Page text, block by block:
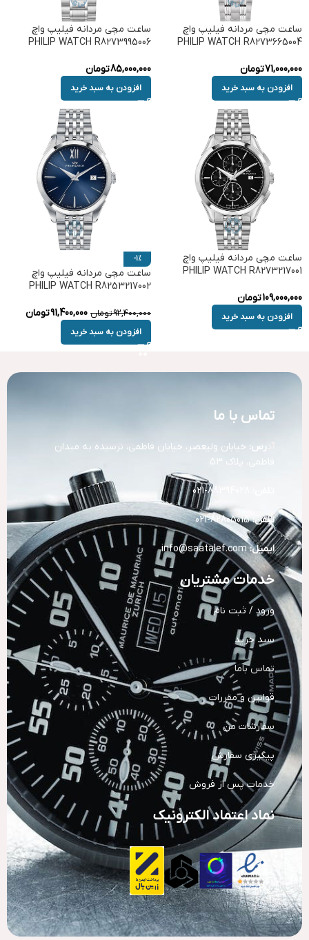
ساعت مچی مردانه فیلیپ واچ
PHILIP WATCH R8273665004
71,000,000تومان
افزودن به سبد خرید
ساعت مچی مردانه فیلیپ واچ
PHILIP WATCH R8273995006
85,000,000تومان
افزودن به سبد خرید
ساعت مچی مردانه فیلیپ واچ
PHILIP WATCH R8273217001
109,000,000تومان
افزودن به سبد خرید
-1%
ساعت مچی مردانه فیلیپ واچ
PHILIP WATCH R8253217002
92,400,000تومان 91,400,000تومان
افزودن به سبد خرید
تماس با ما
رس: خیابان ولیعصر، خیابان فاطمی، نرسیده به میدان
فاطمی، پلاک 53
تلفن:82805015-021
ایمیل: info@saatalef.com
خدمات مشتریان
ورود / ثبت نام
سبد خرید
تماس باما
قوانین و مقررات
سفارشات من
پیگیری سفارش
خدمات پس از فروش
نماد اعتماد الکترونیک